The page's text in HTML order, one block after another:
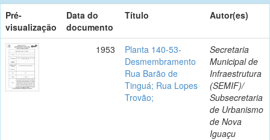
Pré-
visualização
Data do
documento
Título Autor(es)
1953
Planta 140-53-
Desmembramento
Rua Barão de
Tinguá; Rua Lopes
Trovão;
Secretaria
Municipal de
Infraestrutura
(SEMIF)/
Subsecretaria
de Urbanismo
de Nova
Iguaçu